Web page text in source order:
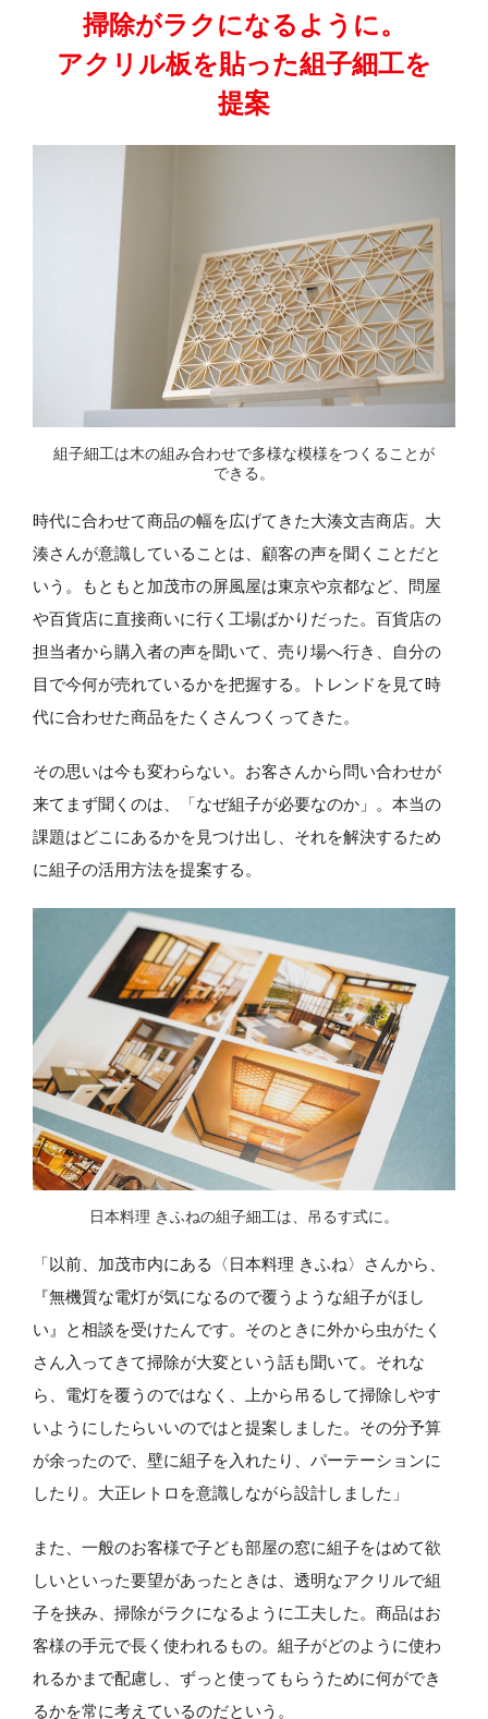
掃除がラクになるように。
アクリル板を貼った組子細工を
提案
組子細工は木の組み合わせで多様な模様をつくることが
できる。
時代に合わせて商品の幅を広げてきた大湊文吉商店。大
湊さんが意識していることは、顧客の声を聞くことだと
いう。もともと加茂市の屏風屋は東京や京都など、問屋
や百貨店に直接商いに行く工場ばかりだった。百貨店の
担当者から購入者の声を聞いて、売り場へ行き、自分の
目で今何が売れているかを把握する。トレンドを見て時
代に合わせた商品をたくさんつくってきた。
その思いは今も変わらない。お客さんから問い合わせが
来てまず聞くのは、「なぜ組子が必要なのか」。本当の
課題はどこにあるかを見つけ出し、それを解決するため
に組子の活用方法を提案する。
日本料理 きふねの組子細工は、吊るす式に。
「以前、加茂市内にある〈日本料理 きふね〉さんから、
『無機質な電灯が気になるので覆うような組子がほし
い』と相談を受けたんです。そのときに外から虫がたく
さん入ってきて掃除が大変という話も聞いて。それな
ら、電灯を覆うのではなく、上から吊るして掃除しやす
いようにしたらいいのではと提案しました。その分予算
が余ったので、壁に組子を入れたり、パーテーションに
したり。大正レトロを意識しながら設計しました」
また、一般のお客様で子ども部屋の窓に組子をはめて欲
しいといった要望があったときは、透明なアクリルで組
子を挟み、掃除がラクになるように工夫した。商品はお
客様の手元で長く使われるもの。組子がどのように使わ
れるかまで配慮し、ずっと使ってもらうために何ができ
るかを常に考えているのだという。